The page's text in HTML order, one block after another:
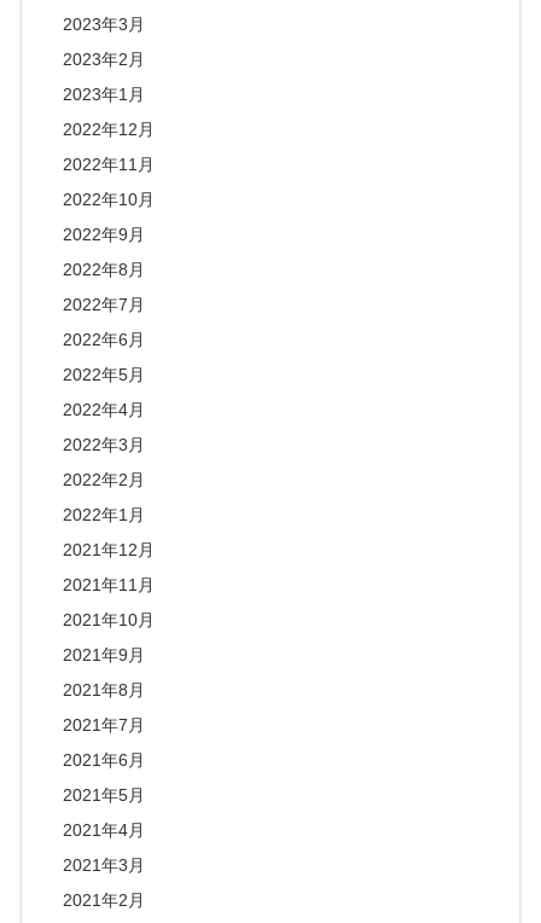
2023年3月
2023年2月
2023年1月
2022年12月
2022年11月
2022年10月
2022年9月
2022年8月
2022年7月
2022年6月
2022年5月
2022年4月
2022年3月
2022年2月
2022年1月
2021年12月
2021年11月
2021年10月
2021年9月
2021年8月
2021年7月
2021年6月
2021年5月
2021年4月
2021年3月
2021年2月